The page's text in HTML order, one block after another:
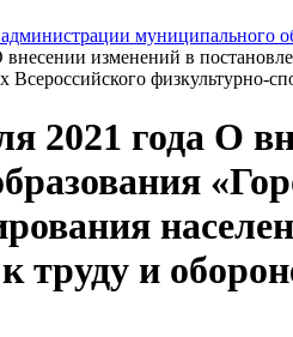
муниципального
изменений в
Всероссийского
2021 года О
труду и